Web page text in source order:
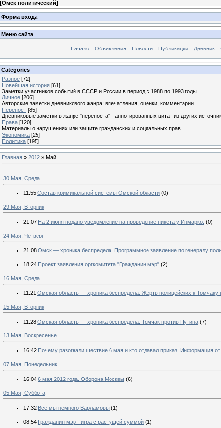
[Омск политический]
Форма входа
Меню сайта
Начало Объявления Новости Публикации Дневник
Categories
Разное [72]
Новейшая история [61]
Заметки участников событий в СССР и России в период с 1988 по 1993 годы.
Личное [206]
Авторские заметки дневникового жанра: впечатления, оценки, комментарии.
Перепост [85]
Дневниковые заметки в жанре "перепоста" - аннотированных цитат из других
Права [120]
Материалы о нарушениях или защите гражданских и социальных прав.
Экономика [25]
Политика [195]
Главная » 2012 » Май
30 Мая, Среда
11:55 Состав криминальной системы Омской области (0)
29 Мая, Вторник
21:07 На 2 июня подано уведомление на проведение пикета у Инмарко. (0)
24 Мая, Четверг
21:08 Омск — хроника беспредела. Программное заявление по генералу
18:24 Проект заявления оргкомитета "Гражданин мэр" (2)
16 Мая, Среда
11:21 Омская область — хроника беспредела. Жертв полицейских к Томчаку
15 Мая, Вторник
11:28 Омская область — хроника беспредела. Томчак против Путина (7)
13 Мая, Воскресенье
16:42 Почему разогнали шествие 6 мая и кто отдавал приказ. Информация
07 Мая, Понедельник
16:04 6 мая 2012 года. Оборона Москвы (6)
05 Мая, Суббота
17:32 Все мы немного Варламовы (1)
08:54 Гражданин мэр - игра с растущей суммой (1)